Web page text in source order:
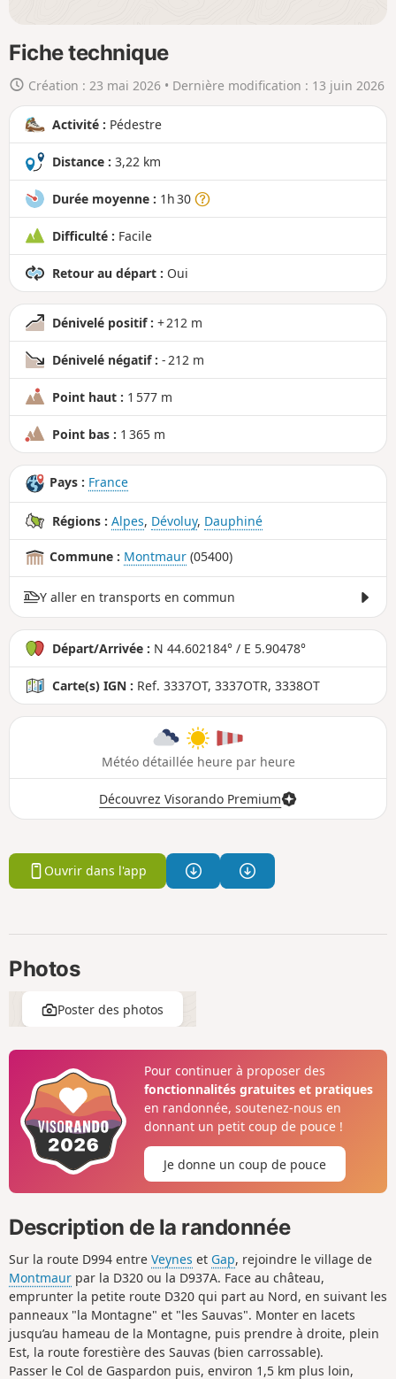
e
n
r
n
d
Fiche technique
Création : 23 mai 2026• Dernière modification : 13 juin 2026
Activité : Pédestre
Distance : 3,22 km
Durée moyenne : 1h 30
Difficulté : Facile
Retour au départ : Oui
Dénivelé positif : + 212 m
Dénivelé négatif : - 212 m
Point haut : 1 577 m
Point bas : 1 365 m
Pays : France
Régions : Alpes, Dévoluy, Dauphiné
Commune : Montmaur (05400)
Y aller en transports en commun
Départ/Arrivée : N 44.602184° / E 5.90478°
Carte(s) IGN : Ref. 3337OT, 3337OTR, 3338OT
Météo détaillée heure par heure
Découvrez Visorando Premium
Ouvrir dans l'app
Photos
Poster des photos
Pour continuer à proposer des
fonctionnalités gratuites et pratiques
en randonnée, soutenez-nous en
donnant un petit coup de pouce !
Je donne un coup de pouce
Description de la randonnée
Sur la route D994 entre Veynes et Gap, rejoindre le village de
Montmaur par la D320 ou la D937A. Face au château,
emprunter la petite route D320 qui part au Nord, en suivant les
panneaux "la Montagne" et "les Sauvas". Monter en lacets
jusqu’au hameau de la Montagne, puis prendre à droite, plein
Est, la route forestière des Sauvas (bien carrossable).
Passer le Col de Gaspardon puis, environ 1,5 km plus loin,